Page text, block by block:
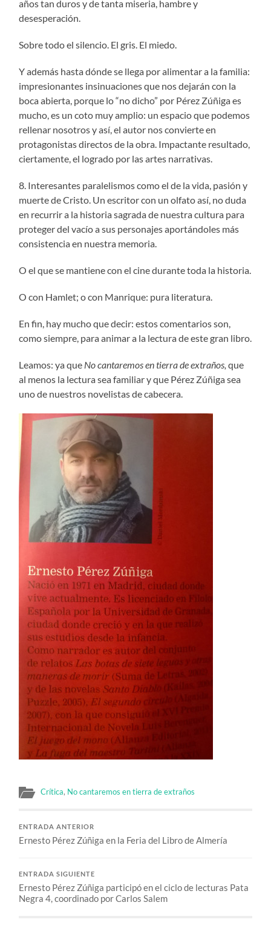
años tan duros y de tanta miseria, hambre y
desesperación.
Sobre todo el silencio. El gris. El miedo.
Y además hasta dónde se llega por alimentar a la familia:
impresionantes insinuaciones que nos dejarán con la
boca abierta, porque lo “no dicho” por Pérez Zúñiga es
mucho, es un coto muy amplio: un espacio que podemos
rellenar nosotros y así, el autor nos convierte en
protagonistas directos de la obra. Impactante resultado,
ciertamente, el logrado por las artes narrativas.
8. Interesantes paralelismos como el de la vida, pasión y
muerte de Cristo. Un escritor con un olfato así, no duda
en recurrir a la historia sagrada de nuestra cultura para
proteger del vacío a sus personajes aportándoles más
consistencia en nuestra memoria.
O el que se mantiene con el cine durante toda la historia.
O con Hamlet; o con Manrique: pura literatura.
En fin, hay mucho que decir: estos comentarios son,
como siempre, para animar a la lectura de este gran libro.
Leamos: ya que No cantaremos en tierra de extraños,que
al menos la lectura sea familiar y que Pérez Zúñiga sea
uno de nuestros novelistas de cabecera.
Crítica, No cantaremos en tierra de extraños
ENTRADA ANTERIOR
Ernesto Pérez Zúñiga en la Feria del Libro de Almería
ENTRADA SIGUIENTE
Ernesto Pérez Zúñiga participó en el ciclo de lecturas Pata
Negra 4, coordinado por Carlos Salem